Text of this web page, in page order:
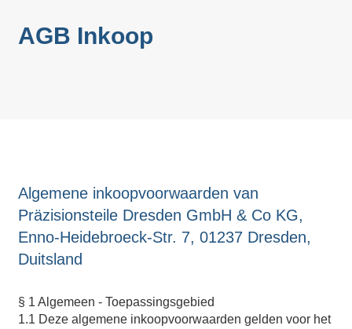
AGB Inkoop
Algemene inkoopvoorwaarden van
Präzisionsteile Dresden GmbH & Co KG,
Enno-Heidebroeck-Str. 7, 01237 Dresden,
Duitsland
§ 1 Algemeen - Toepassingsgebied
1.1 Deze algemene inkoopvoorwaarden gelden voor het